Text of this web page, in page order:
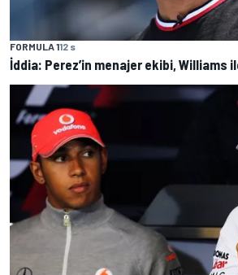
FORMULA 112 s
İddia: Perez’in menajer ekibi, Williams